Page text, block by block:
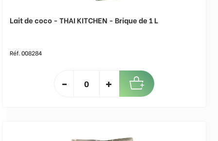
Lait de coco - THAI KITCHEN - Brique de 1 L
Réf. 008284